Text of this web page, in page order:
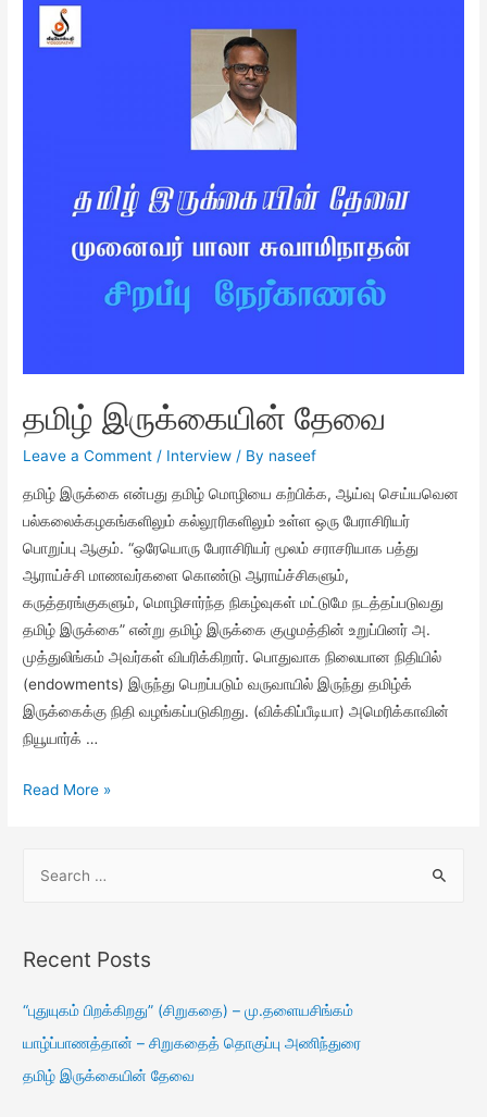
தமிழ் இருக்கையின் தேவை
Leave a Comment / Interview / By naseef
தமிழ் இருக்கை என்பது தமிழ் மொழியை கற்பிக்க, ஆய்வு செய்யவென
பல்கலைக்கழகங்களிலும் கல்லூரிகளிலும் உள்ள ஒரு பேராசிரியர்
பொறுப்பு ஆகும். “ஒரேயொரு பேராசிரியர் மூலம் சராசரியாக பத்து
ஆராய்ச்சி மாணவர்களை கொண்டு ஆராய்ச்சிகளும்,
கருத்தரங்குகளும், மொழிசார்ந்த நிகழ்வுகள் மட்டுமே நடத்தப்படுவது
தமிழ் இருக்கை” என்று தமிழ் இருக்கை குழுமத்தின் உறுப்பினர் அ.
முத்துலிங்கம் அவர்கள் விபரிக்கிறார். பொதுவாக நிலையான நிதியில்
(endowments) இருந்து பெறப்படும் வருவாயில் இருந்து தமிழ்க்
இருக்கைக்கு நிதி வழங்கப்படுகிறது. (விக்கிப்பீடியா) அமெரிக்காவின்
நியூயார்க் …
Read More »
Recent Posts
“புதுயுகம் பிறக்கிறது” (சிறுகதை) – மு.தளையசிங்கம்
யாழ்ப்பாணத்தான் – சிறுகதைத் தொகுப்பு அணிந்துரை
தமிழ் இருக்கையின் தேவை